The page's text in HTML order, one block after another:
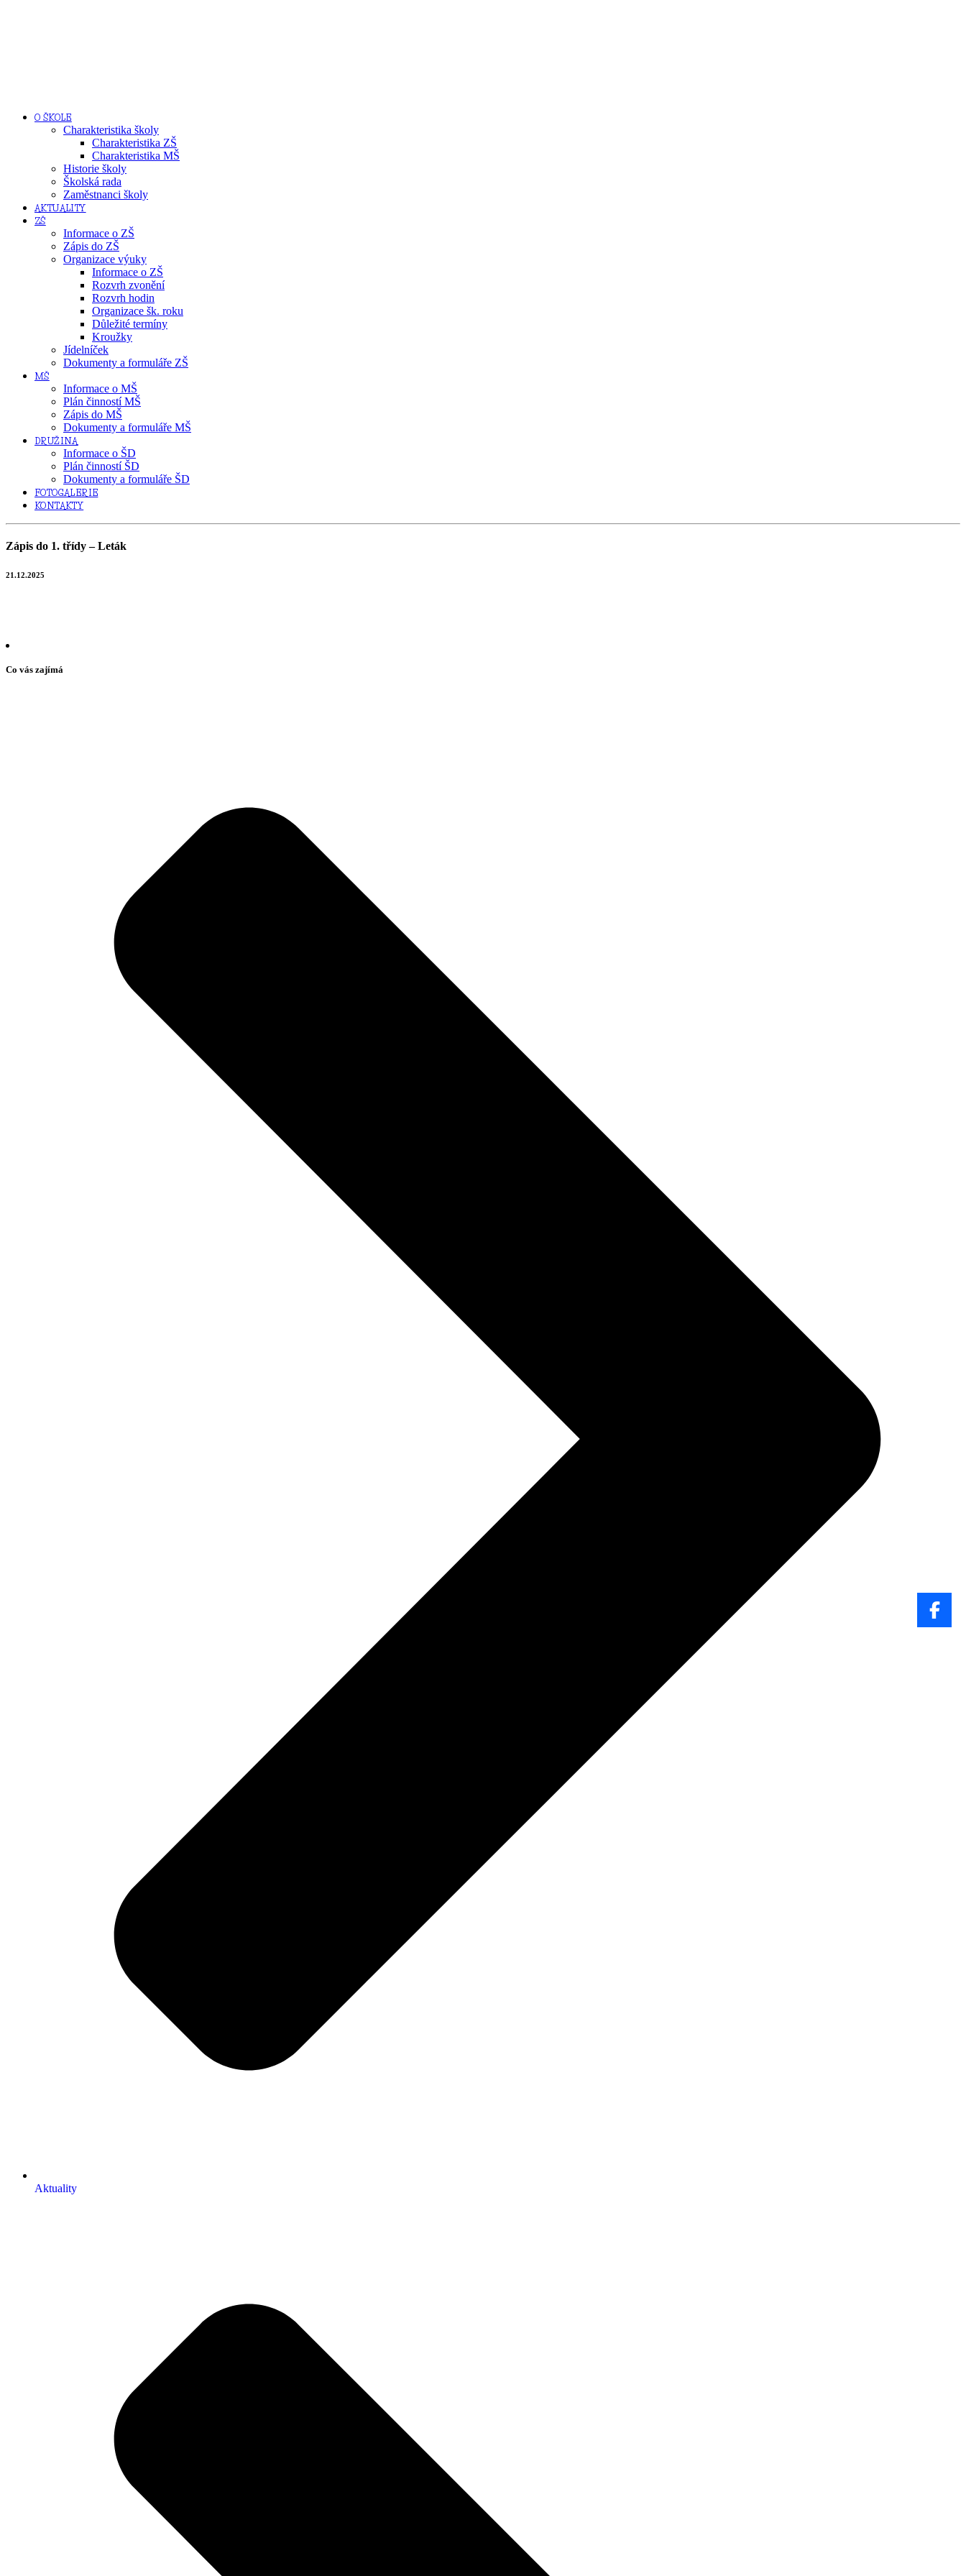
O ŠKOLE
Charakteristika školy
Charakteristika ZŠ
Charakteristika MŠ
Historie školy
Školská rada
Zaměstnanci školy
AKTUALITY
ZŠ
Informace o ZŠ
Zápis do ZŠ
Organizace výuky
Informace o ZŠ
Rozvrh zvonění
Rozvrh hodin
Organizace šk. roku
Důležité termíny
Kroužky
Jídelníček
Dokumenty a formuláře ZŠ
MŠ
Informace o MŠ
Plán činností MŠ
Zápis do MŠ
Dokumenty a formuláře MŠ
DRUŽINA
Informace o ŠD
Plán činností ŠD
Dokumenty a formuláře ŠD
FOTOGALERIE
KONTAKTY
Zápis do 1. třídy – Leták
21.12.2025
Co vás zajímá
Aktuality